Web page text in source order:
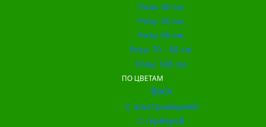
Розы 40 см.
Розы 50 см.
Розы 60 см.
Розы 70 - 80 см.
Розы 100 см.
ПО ЦВЕТАМ
Back
С альстромерией
С герберой